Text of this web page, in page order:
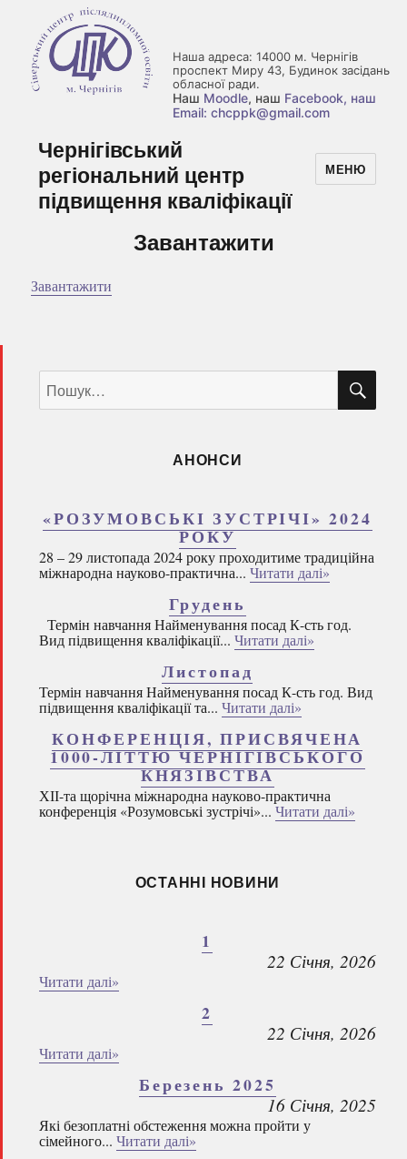
Наша адреса: 14000 м. Чернігів
проспект Миру 43, Будинок засідань
обласної ради.
Наш Moodle, наш Facebook, наш
Email: chcppk@gmail.com
Чернігівський
регіональний центр
підвищення кваліфікації
МЕНЮ
Завантажити
Завантажити
за
запитом:
АНОНСИ
«РОЗУМОВСЬКІ ЗУСТРІЧІ» 2024
РОКУ
28 – 29 листопада 2024 року проходитиме традиційна
міжнародна науково-практична... Читати далі»
Грудень
Термін навчання Найменування посад К-сть год.
Вид підвищення кваліфікації... Читати далі»
Листопад
Термін навчання Найменування посад К-сть год. Вид
підвищення кваліфікації та... Читати далі»
КОНФЕРЕНЦІЯ, ПРИСВЯЧЕНА
1000-ЛІТТЮ ЧЕРНІГІВСЬКОГО
КНЯЗІВСТВА
ХІІ-та щорічна міжнародна науково-практична
конференція «Розумовські зустрічі»... Читати далі»
ОСТАННІ НОВИНИ
1
22 Січня, 2026
Читати далі»
2
22 Січня, 2026
Читати далі»
Березень 2025
16 Січня, 2025
Які безоплатні обстеження можна пройти у
сімейного... Читати далі»